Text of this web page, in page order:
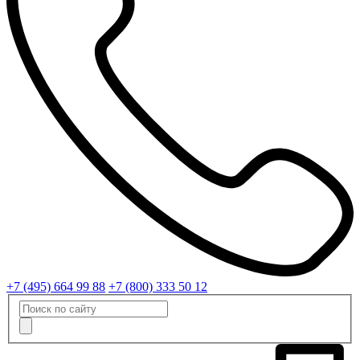
+7 (495) 664 99 88 +7 (800) 333 50 12